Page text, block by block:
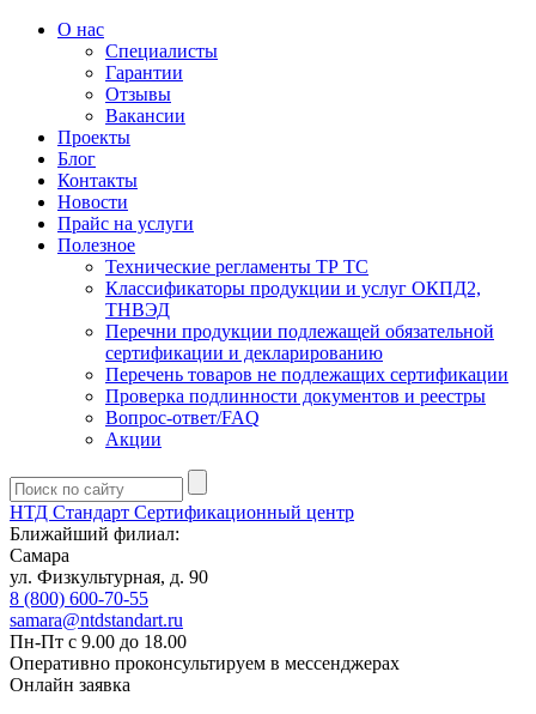
О нас
Специалисты
Гарантии
Отзывы
Вакансии
Проекты
Блог
Контакты
Новости
Прайс на услуги
Полезное
Технические регламенты ТР ТС
Классификаторы продукции и услуг ОКПД2,
ТНВЭД
Перечни продукции подлежащей обязательной
сертификации и декларированию
Перечень товаров не подлежащих сертификации
Проверка подлинности документов и реестры
Вопрос-ответ/FAQ
Акции
НТД Стандарт Сертификационный центр
Ближайший филиал:
Самара
ул. Физкультурная, д. 90
8 (800) 600-70-55
samara@ntdstandart.ru
Пн-Пт с 9.00 до 18.00
Оперативно проконсультируем в мессенджерах
Онлайн заявка